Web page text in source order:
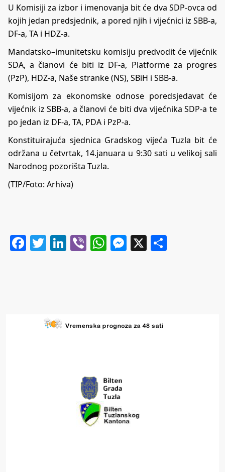
U Komisiji za izbor i imenovanja bit će dva SDP-ovca od
kojih jedan predsjednik, a pored njih i vijećnici iz SBB-a,
DF-a, TA i HDZ-a.
Mandatsko–imunitetsku komisiju predvodit će vijećnik
SDA, a članovi će biti iz DF-a, Platforme za progres
(PzP), HDZ-a, Naše stranke (NS), SBiH i SBB-a.
Komisijom za ekonomske odnose poredsjedavat će
vijećnik iz SBB-a, a članovi će biti dva vijećnika SDP-a te
po jedan iz DF-a, TA, PDA i PzP-a.
Konstituirajuća sjednica Gradskog vijeća Tuzla bit će
održana u četvrtak, 14.januara u 9:30 sati u velikoj sali
Narodnog pozorišta Tuzla.
(TIP/Foto: Arhiva)
Facebook
Twitter
LinkedIn
ViberWhatsApp
Messenger
X